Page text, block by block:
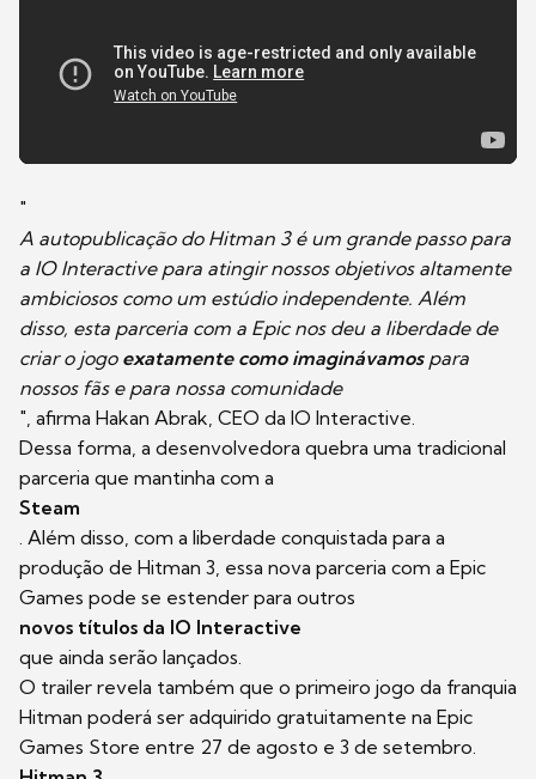
"
A autopublicação do Hitman 3 é um grande passo para
a IO Interactive para atingir nossos objetivos altamente
ambiciosos como um estúdio independente. Além
disso, esta parceria com a Epic nos deu a liberdade de
criar o jogo exatamente como imaginávamospara
nossos fãs e para nossa comunidade
", afirma Hakan Abrak, CEO da IO Interactive.
Dessa forma, a desenvolvedora quebra uma tradicional
parceria que mantinha com a
Steam
. Além disso, com a liberdade conquistada para a
produção de Hitman 3, essa nova parceria com a Epic
Games pode se estender para outros
novos títulos da IO Interactive
que ainda serão lançados.
O trailer revela também que o primeiro jogo da franquia
Hitman poderá ser adquirido gratuitamente na Epic
Games Store entre 27 de agosto e 3 de setembro.